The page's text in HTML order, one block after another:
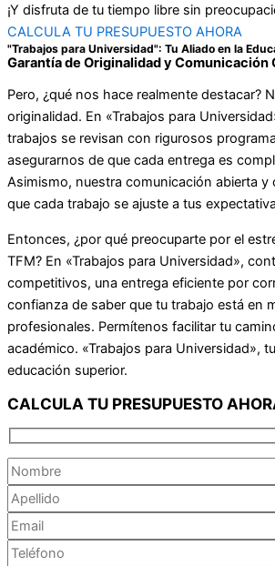
¡Y disfruta de tu tiempo libre sin
CALCULA TU PRESUPUESTO AHORA
"Trabajos para Universidad": Tu Aliado en la
Garantía de Originalidad y Comunicación
Pero, ¿qué nos hace realmente destacar?
originalidad. En «Trabajos para
trabajos se revisan con rigurosos
asegurarnos de que cada entrega es
Asimismo, nuestra comunicación abierta y
que cada trabajo se ajuste a tus
Entonces, ¿por qué preocuparte por el
TFM? En «Trabajos para Universidad»,
competitivos, una entrega eficiente por
confianza de saber que tu trabajo está en
profesionales. Permítenos facilitar tu
académico. «Trabajos para Universidad»,
educación superior.
CALCULA TU PRESUPUESTO